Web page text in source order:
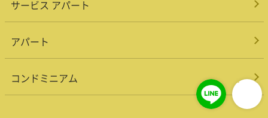
サービス アパート
アパート
コンドミニアム